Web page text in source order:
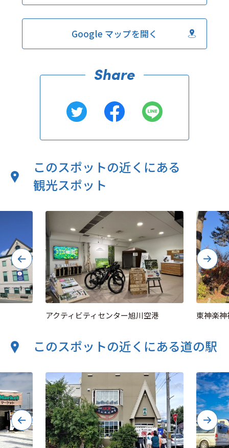
Google マップを開く
このスポットの近くにある
観光スポット
アクティビティセンター旭川空港 東神楽
このスポットの近くにある道の駅